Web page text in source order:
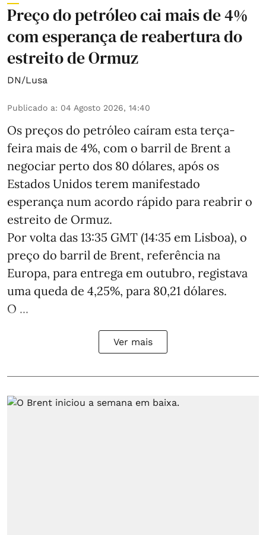
Preço do petróleo cai mais de 4%
com esperança de reabertura do
estreito de Ormuz
DN/Lusa
Publicado a: 04 Agosto 2026, 14:40
Os preços do petróleo caíram esta terça-
feira mais de 4%, com o barril de Brent a
negociar perto dos 80 dólares, após os
Estados Unidos terem manifestado
esperança num acordo rápido para reabrir o
estreito de Ormuz.
Por volta das 13:35 GMT (14:35 em Lisboa), o
preço do barril de Brent, referência na
Europa, para entrega em outubro, registava
uma queda de 4,25%, para 80,21 dólares.
O ...
Ver mais